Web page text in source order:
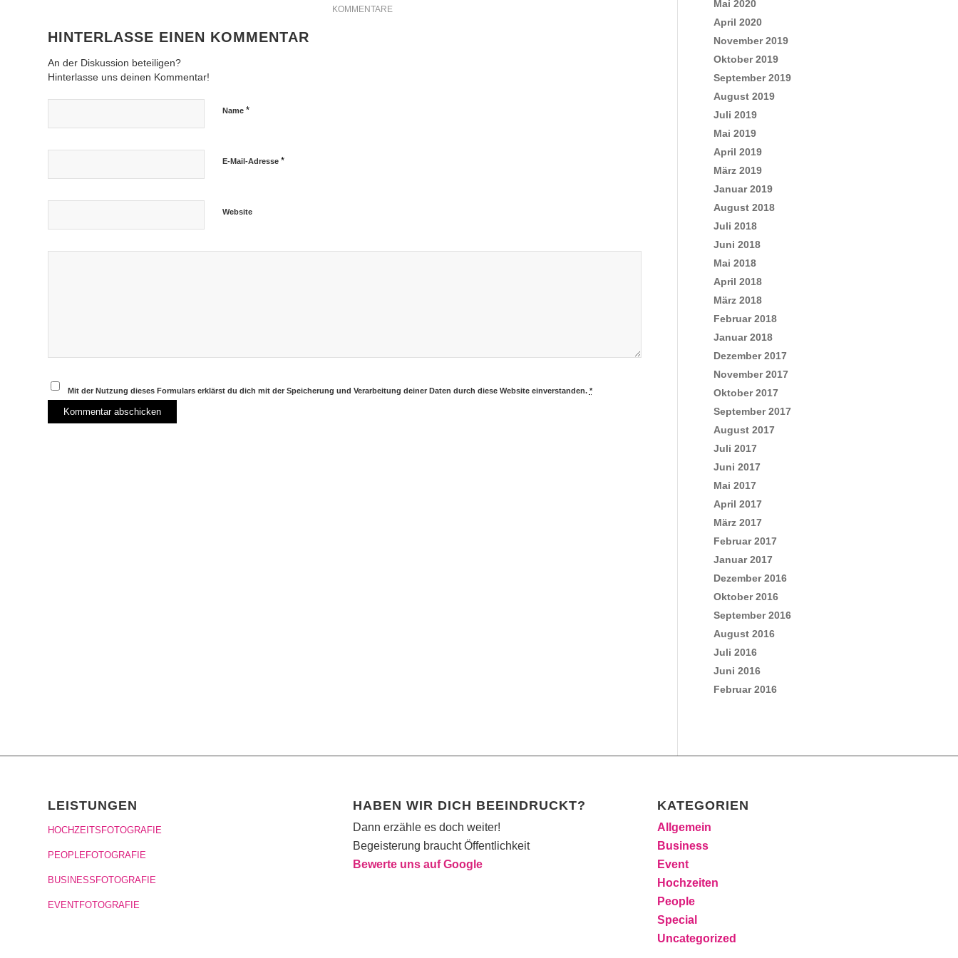
KOMMENTARE
HINTERLASSE EINEN KOMMENTAR
An der Diskussion beteiligen?
Hinterlasse uns deinen Kommentar!
Name *
E-Mail-Adresse *
Website
Mit der Nutzung dieses Formulars erklärst du dich mit der Speicherung und Verarbeitung deiner Daten durch diese Website einverstanden. *
Mai 2020
April 2020
November 2019
Oktober 2019
September 2019
August 2019
Juli 2019
Mai 2019
April 2019
März 2019
Januar 2019
August 2018
Juli 2018
Juni 2018
Mai 2018
April 2018
März 2018
Februar 2018
Januar 2018
Dezember 2017
November 2017
Oktober 2017
September 2017
August 2017
Juli 2017
Juni 2017
Mai 2017
April 2017
März 2017
Februar 2017
Januar 2017
Dezember 2016
Oktober 2016
September 2016
August 2016
Juli 2016
Juni 2016
Februar 2016
LEISTUNGEN
HOCHZEITSFOTOGRAFIE
PEOPLEFOTOGRAFIE
BUSINESSFOTOGRAFIE
EVENTFOTOGRAFIE
HABEN WIR DICH BEEINDRUCKT?
Dann erzähle es doch weiter!
Begeisterung braucht Öffentlichkeit
Bewerte uns auf Google
KATEGORIEN
Allgemein
Business
Event
Hochzeiten
People
Special
Uncategorized